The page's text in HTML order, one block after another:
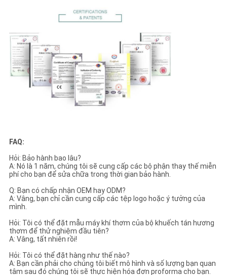
FAQ:
Hỏi: Bảo hành bao lâu?
A: Nó là 1 năm, chúng tôi sẽ cung cấp các bộ phận thay thế miễn
phí cho bạn để sửa chữa trong thời gian bảo hành.
Q: Bạn có chấp nhận OEM hay ODM?
A: Vâng, bạn chỉ cần cung cấp các tệp logo hoặc ý tưởng của
mình.
Hỏi: Tôi có thể đặt mẫu máy khí thơm của bộ khuếch tán hương
thơm để thử nghiệm đầu tiên?
A: Vâng, tất nhiên rồi!
Hỏi: Tôi có thể đặt hàng như thế nào?
A: Bạn cần phải cho chúng tôi biết mô hình và số lượng bạn quan
tâm sau đó chúng tôi sẽ thực hiện hóa đơn proforma cho bạn.